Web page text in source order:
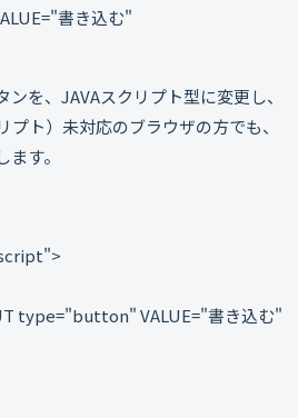
書き込む"
を、JAVAスクリプト型に変更し、
ト）未対応のブラウザの方でも、
す。
type="button" VALUE="書き込む"